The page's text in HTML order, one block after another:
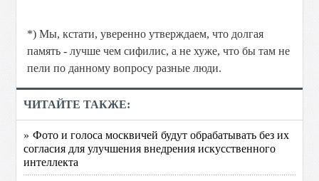
*) Мы, кстати, уверенно утверждаем, что долгая
память - лучше чем сифилис, а не хуже, что бы там не
пели по данному вопросу разные люди.
ЧИТАЙТЕ ТАКЖЕ:
» Фото и голоса москвичей будут обрабатывать без их
согласия для улучшения внедрения искусственного
интеллекта